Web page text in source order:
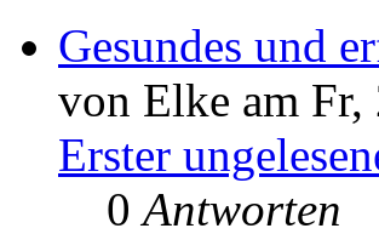
Gesundes und
von Elke am Fr,
Erster
0Antworten